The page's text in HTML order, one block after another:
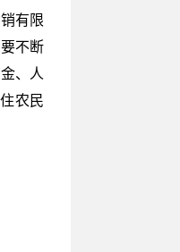
有限
不断
、人
农民